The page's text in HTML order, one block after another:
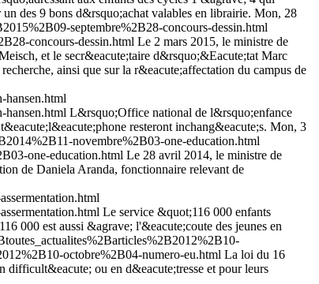
des 9 bons d&rsquo;achat valables en librairie. Mon, 28
septembre%2B28-concours-dessin.html
concours-dessin.html Le 2 mars 2015, le ministre de
et le secr&eacute;taire d&rsquo;&Eacute;tat Marc
ainsi que sur la r&eacute;affectation du campus de
hansen.html
hansen.html L&rsquo;Office national de l&rsquo;enfance
resteront inchang&eacute;s. Mon, 3
novembre%2B03-one-education.html
one-education.html Le 28 avril 2014, le ministre de
de Daniela Aranda, fonctionnaire relevant de
Le service &quot;116 000 enfants
000 est aussi &agrave; l'&eacute;coute des jeunes en
octobre%2B04-numero-eu.html La loi du 16
ou en d&eacute;tresse et pour leurs